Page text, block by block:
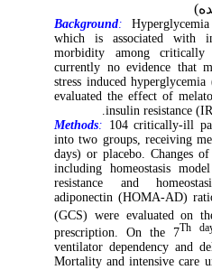
Background :
which is associated with
morbidity among
currently no evidence that
stress induced
evaluated the effect of
insulin resistance
Methods : 104 critically-ill
into two groups, receiving
days) or placebo. Changes
including homeostasis
resistance and
adiponectin (HOMA-AD)
(GCS) were evaluated on
prescription. On the 7Th
ventilator dependency and
Mortality and intensive